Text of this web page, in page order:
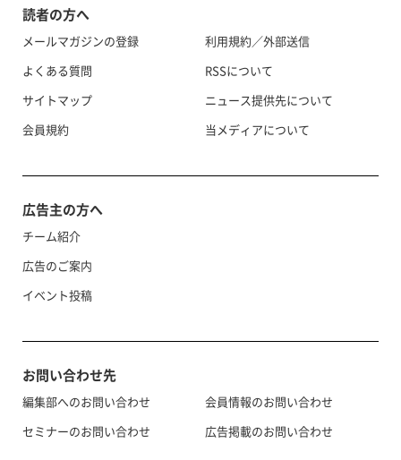
読者の方へ
メールマガジンの登録
よくある質問
サイトマップ
会員規約
利用規約／外部送信
RSSについて
ニュース提供先について
当メディアについて
広告主の方へ
チーム紹介
広告のご案内
イベント投稿
お問い合わせ先
編集部へのお問い合わせ
セミナーのお問い合わせ
会員情報のお問い合わせ
広告掲載のお問い合わせ